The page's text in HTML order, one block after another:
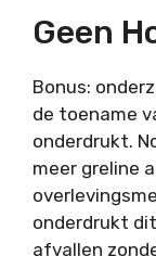
Geen
Bonus:
de toename
onderdrukt.
meer greline
onderdrukt
afvallen